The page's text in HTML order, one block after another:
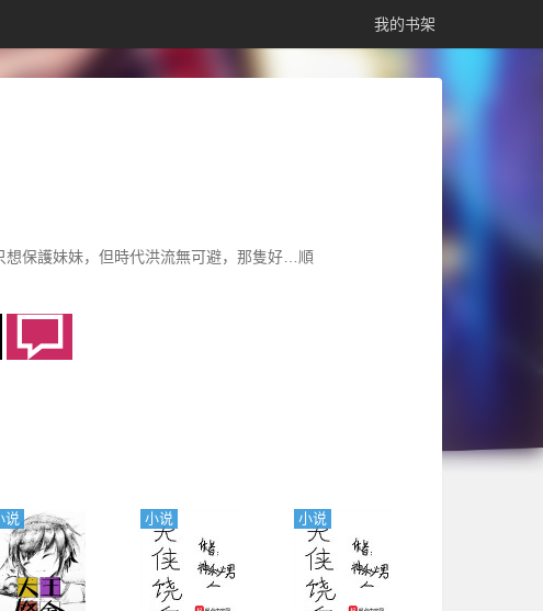
我的书架
想保護妹妹，但時代洪流無可避，那隻好…順
说 小说 小说